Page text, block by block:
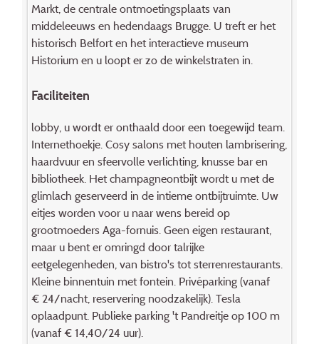
Markt, de centrale ontmoetingsplaats van
middeleeuws en hedendaags Brugge. U treft er het
historisch Belfort en het interactieve museum
Historium en u loopt er zo de winkelstraten in.
Faciliteiten
lobby, u wordt er onthaald door een toe­gewijd team.
Internethoekje. Cosy salons met houten lambrisering,
haardvuur en sfeervolle verlichting, knusse bar en
bibliotheek. Het champagneontbijt wordt u met de
glimlach geserveerd in de intieme ontbijtruimte. Uw
eitjes worden voor u naar wens bereid op
grootmoeders Aga-fornuis. Geen eigen restaurant,
maar u bent er omringd door talrijke
eetgelegenheden, van bistro's tot sterren­restaurants.
Kleine binnentuin met fontein. Privéparking (vanaf
€ 24/nacht, reservering noodzakelijk). Tesla
oplaadpunt. Publieke parking 't Pandreitje op 100 m
(vanaf € 14,40/24 uur).